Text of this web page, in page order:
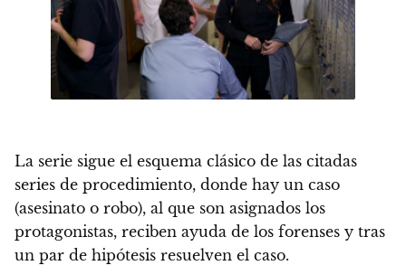
La serie sigue el esquema clásico de las citadas
series de procedimiento, donde hay un caso
(asesinato o robo), al que son asignados los
protagonistas, reciben ayuda de los forenses y tras
un par de hipótesis resuelven el caso.